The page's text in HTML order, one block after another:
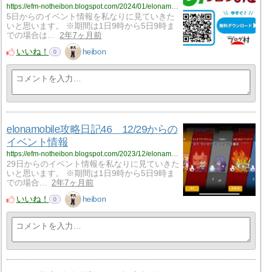
5日からのイベント情報を私なりに見ていきた
いと思います。 ※期間は1日9時から5日9時ま
での場合は…
2年7ヶ月前
いいね！
0 heibon
elonamobile攻略日記46 12/29からの
イベント情報
https://efm-notheibon.blogspot.com/2023/12/elonamobile461229.html
29日からのイベント情報を私なりに見ていきた
いと思います。 ※期間は1日9時から5日9時ま
での場合…
2年7ヶ月前
いいね！
0 heibon